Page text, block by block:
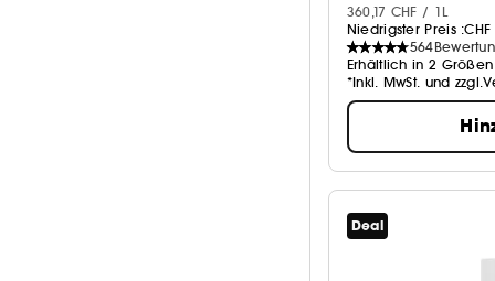
360,17 CHF / 1L
Niedrigster Preis :CHF
564
Erhältlich in 2 Größen
*Inkl. MwSt. und
Deal